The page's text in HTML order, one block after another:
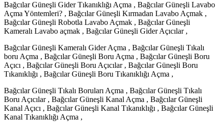
Bağcılar Güneşli Gider Tıkanıklığı Açma , Bağcılar Güneşli Lavabo
Açma Yöntemleri? , Bağcılar Güneşli Kırmadan Lavabo Açmak ,
Bağcılar Güneşli Robotla Lavabo Açmak , Bağcılar Güneşli
Kameralı Lavabo açmak , Bağcılar Güneşli Gider Açıcılar ,
Bağcılar Güneşli Kameralı Gider Açma , Bağcılar Güneşli Tıkalı
boru Açma , Bağcılar Güneşli Boru Açma , Bağcılar Güneşli Boru
Açıcı , Bağcılar Güneşli Boru Açıcılar , Bağcılar Güneşli Boru
Tıkanıklığı , Bağcılar Güneşli Boru Tıkanıklığı Açma ,
Bağcılar Güneşli Tıkalı Boruları Açma , Bağcılar Güneşli Tıkalı
Boru Açıcılar , Bağcılar Güneşli Kanal Açma , Bağcılar Güneşli
Kanal Açıcı , Bağcılar Güneşli Kanal Tıkanıklığı , Bağcılar Güneşli
Kanal Tıkanıklığı Açma ,